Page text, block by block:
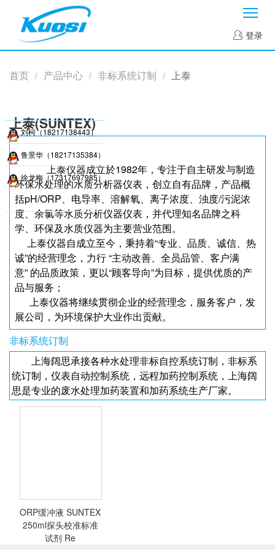
登录
首页 / 产品中心 / 非标系统订制 / 上泰
上泰(SUNTEX)
上泰仪器成立於1982年，专注于自主研发与制造
环保水处理的水质分析器仪表，创立自有品牌，产品概
括pH/ORP、电导率、溶解氧、离子浓度、浊度/污泥浓
度、余氯等水质分析仪器仪表，并代理知名品牌之科
学、环保及水质仪器为主要营业范围。
上泰仪器自成立至今，秉持着“专业、品质、诚信、热
诚”的经营理念，力行 “主动改善、全员品管、客户满
意” 的品质政策，更以“顾客导向”为目标，提供优质的产
品与服务；
上泰仪器将继续贯彻企业的经营理念，服务客户，发
展公司，为环境保护大业作出贡献。
非标系统订制
上海阔思承接各种水处理非标自控系统订制，非标系
统订制，仪表自动控制系统，远程加药控制系统，上海阔
思是专业的废水处理加药装置和加药系统生产厂家。
ORP缓冲液 SUNTEX
250ml探头校准标准
试剂 Re
刘柯（18217138443）
鲁景华（18217135384）
徐龙梅（17317697985）